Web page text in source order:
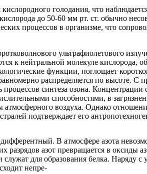
голодания, что
до 50-60 мм рт. ст. обычно
процессов в организме, что
ультрафиолетового
к нейтральной молекуле кислорода,
функции, поглощает
распределяется по высоте.
синтеза озона.
способностями, в
атмосферного воздуха. Однако
подтверждает его
В атмосфере азота
азот превращается в
для образования белка. Наряду
непре-